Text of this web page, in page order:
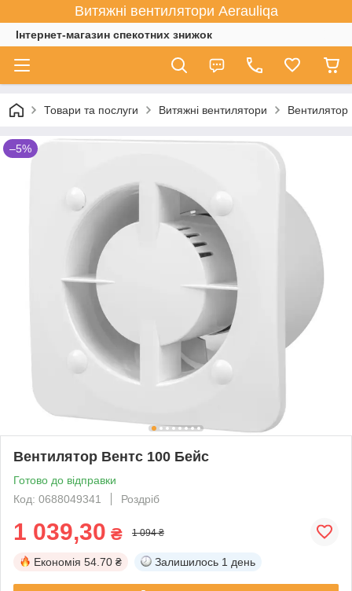
Витяжні вентилятори Aerauliqa
Інтернет-магазин спекотних знижок
Товари та послуги Витяжні вентилятори
–5%
Вентилятор Вентс 100 Бейс
Готово до відправки
Код: 0688049341
Роздріб
1 039,30 ₴ 1 094 ₴
Економія 54.70 ₴ Залишилось 1 день